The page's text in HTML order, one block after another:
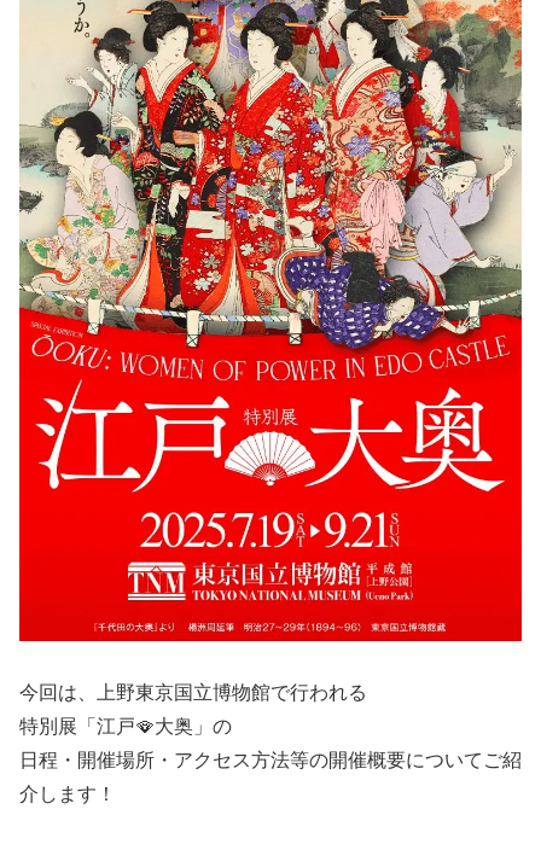
今回は、上野東京国立博物館で行われる
特別展「江戸🪭大奥」の
日程・開催場所・アクセス方法等の開催概要についてご紹
介します！